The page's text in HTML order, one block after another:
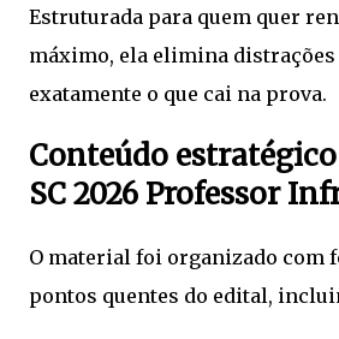
Estruturada para quem quer
máximo, ela elimina distrações
exatamente o que cai na prova.
Conteúdo
SC 2026 Professor
O material foi organizado com
pontos quentes do edital,